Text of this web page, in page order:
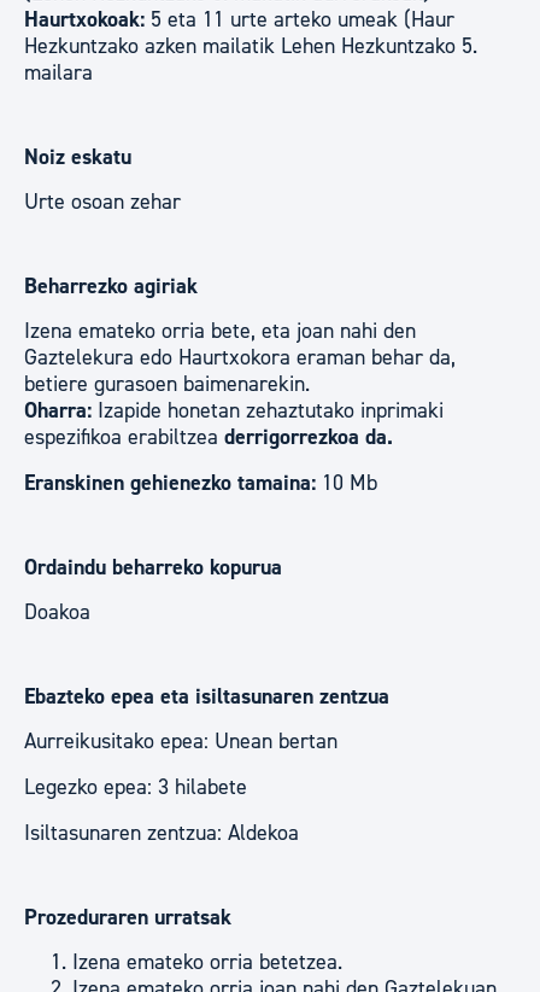
Haurtxokoak: 5 eta 11 urte arteko umeak (Haur
Hezkuntzako azken mailatik Lehen Hezkuntzako 5.
mailara
Noiz eskatu
Urte osoan zehar
Beharrezko agiriak
Izena emateko orria bete, eta joan nahi den
Gaztelekura edo Haurtxokora eraman behar da,
betiere gurasoen baimenarekin.
Oharra: Izapide honetan zehaztutako inprimaki
espezifikoa erabiltzea derrigorrezkoa da.
Eranskinen gehienezko tamaina: 10 Mb
Ordaindu beharreko kopurua
Doakoa
Ebazteko epea eta isiltasunaren zentzua
Aurreikusitako epea: Unean bertan
Legezko epea: 3 hilabete
Isiltasunaren zentzua: Aldekoa
Prozeduraren urratsak
Izena emateko orria betetzea.